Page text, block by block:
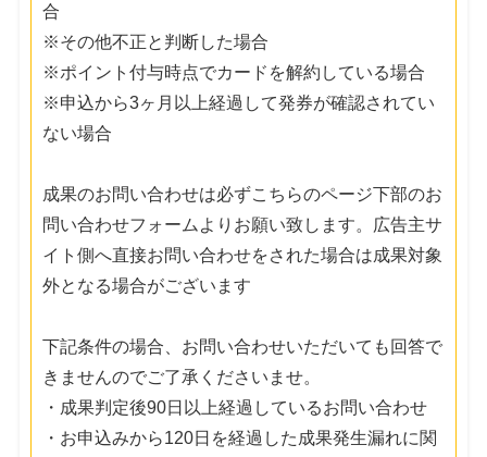
合
※その他不正と判断した場合
※ポイント付与時点でカードを解約している場合
※申込から3ヶ月以上経過して発券が確認されてい
ない場合
成果のお問い合わせは必ずこちらのページ下部のお
問い合わせフォームよりお願い致します。広告主サ
イト側へ直接お問い合わせをされた場合は成果対象
外となる場合がございます
下記条件の場合、お問い合わせいただいても回答で
きませんのでご了承くださいませ。
・成果判定後90日以上経過しているお問い合わせ
・お申込みから120日を経過した成果発生漏れに関